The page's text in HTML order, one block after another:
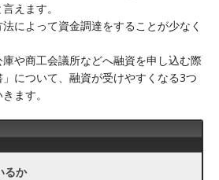
えます。
によって資金調達をすることが少なく
や商工会議所などへ融資を申し込む際
について、融資が受けやすくなる3つ
ます。
るか